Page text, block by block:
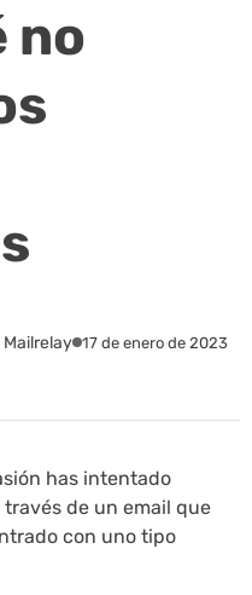
no
Mailrelay 17 de enero de 2023
has intentado
de un email que
con uno tipo